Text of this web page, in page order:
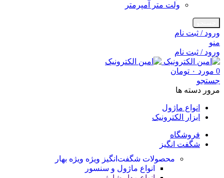
ولت متر آمپرمتر
ورود / ثبت نام
منو
ورود / ثبت نام
0 مورد ۰ تومان
جستجو
مرور دسته ها
انواع ماژول
ابزار الکترونیک
فروشگاه
شگفت انگیز
محصولات شگفت‌انگیز ویژه ویژه بهار
انواع ماژول و سنسور